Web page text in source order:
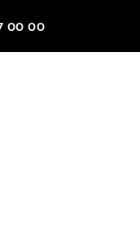
00 00